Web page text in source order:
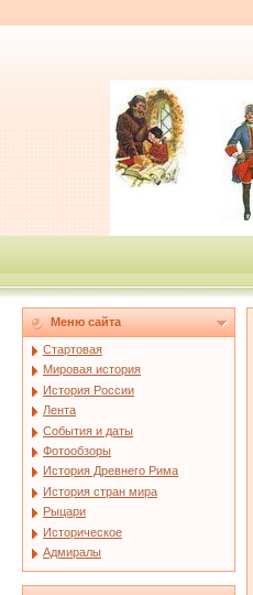
Меню сайта
Стартовая
Мировая история
История России
Лента
События и даты
Фотообзоры
История Древнего Рима
История стран мира
Рыцари
Историческое
Адмиралы